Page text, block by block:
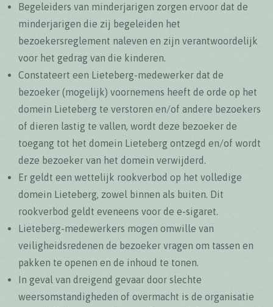
Begeleiders van minderjarigen zorgen ervoor dat de
minderjarigen die zij begeleiden het
bezoekersreglement naleven en zijn verantwoordelijk
voor het gedrag van die kinderen.
Constateert een Lieteberg-medewerker dat de
bezoeker (mogelijk) voornemens heeft de orde op het
domein Lieteberg te verstoren en/of andere bezoekers
of dieren lastig te vallen, wordt deze bezoeker de
toegang tot het domein Lieteberg ontzegd en/of wordt
deze bezoeker van het domein verwijderd.
Er geldt een wettelijk rookverbod op het volledige
domein Lieteberg, zowel binnen als buiten. Dit
rookverbod geldt eveneens voor de e-sigaret.
Lieteberg-medewerkers mogen omwille van
veiligheidsredenen de bezoeker vragen om tassen en
pakken te openen en de inhoud te tonen.
In geval van dreigend gevaar door slechte
weersomstandigheden of overmacht is de organisatie